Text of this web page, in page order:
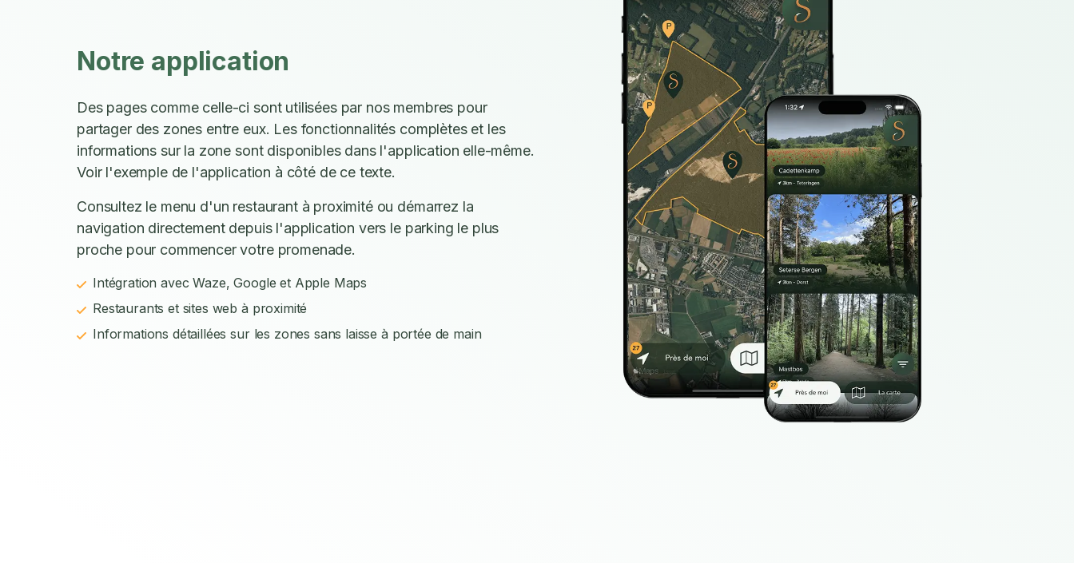
Notre application
Des pages comme celle-ci sont utilisées par nos membres pour
partager des zones entre eux. Les fonctionnalités complètes et les
informations sur la zone sont disponibles dans l'application elle-même.
Voir l'exemple de l'application à côté de ce texte.
Consultez le menu d'un restaurant à proximité ou démarrez la
navigation directement depuis l'application vers le parking le plus
proche pour commencer votre promenade.
Intégration avec Waze, Google et Apple Maps
Restaurants et sites web à proximité
Informations détaillées sur les zones sans laisse à portée de main